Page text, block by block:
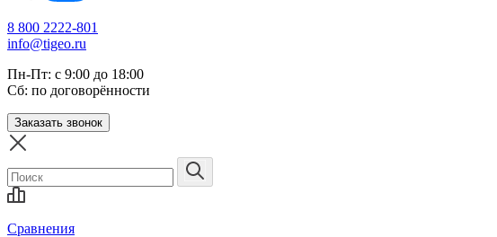
8 800 2222-801
info@tigeo.ru
Пн-Пт: с 9:00 до 18:00
Сб: по договорённости
Заказать звонок
Сравнения